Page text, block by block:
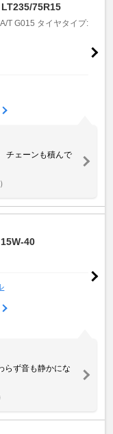
75R15
T G015 タイヤタイプ:
チェーンも積んで
40
らず音も静かにな